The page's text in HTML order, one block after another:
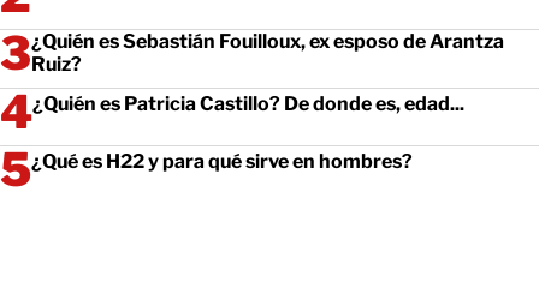
¿Quién es Sebastián Fouilloux, ex esposo de Arantza
Ruiz?
¿Quién es Patricia Castillo? De donde es, edad...
¿Qué es H22 y para qué sirve en hombres?